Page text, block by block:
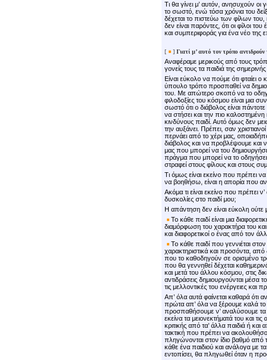
Τι θα γίνει μ’ αυτόν, ανησυχούν οι
το σωστό, ενώ τόσα χρόνια του
δέχεται το πιστεύω των φίλων του,
δεν είναι παρόντες, ότι οι φίλοι
και συμπεριφοράς για ένα νέο της
[ ] Γιατί μ’ αυτό τον τρόπο αντιδρούν
Αναφέραμε μερικούς από τους
γονείς τους τα παιδιά της
Είναι εύκολο να πούμε ότι φταίει
ύπουλο τρόπο προσπαθεί να
του. Με απώτερο σκοπό να το
φιλοδοξίες του κόσμου είναι μια
σωστό ότι ο διάβολος είναι πάντοτε
να στήσει και την πιο
κινδύνους παιδί. Αυτό όμως δεν
την αυξάνει. Πρέπει, σαν
περνάει από το χέρι μας,
διάβολος και να προβλέψουμε και
μας που μπορεί να του
πράγμα που μπορεί να το οδηγήσει
στραφεί στους φίλους και στους
Τι όμως είναι εκείνο που πρέπει
να βοηθήσω, είναι η απορία που
Ακόμα τι είναι εκείνο που πρέπει
δυσκολίες στο παιδί μου;
Η απάντηση δεν είναι εύκολη ούτε
Το κάθε παιδί είναι μια
διαμόρφωση του χαρακτήρα του
και διαφορετικοί ο ένας από τον
Το κάθε παιδί που γεννιέται
χαρακτηριστικά και προσόντα, από
που το καθοδηγούν σε ορισμένο
που θα γεννηθεί δέχεται
και μετά του άλλου κόσμου, στις
αντιδράσεις δημιουργούνται μέσα
τις μελλοντικές του ενέργειες και
Απ’ όλα αυτά φαίνεται καθαρά ότι
πρώτα απ’ όλα να ξέρουμε καλά
προσπαθήσουμε ν’ αναλύσουμε τα
εκείνα τα μειονεκτήματά του και
κριτικής από τα’ άλλα παιδιά ή
τακτική που πρέπει να
πληγώνονται στον ίδιο βαθμό από
κάθε ένα παιδιού και ανάλογα με
εντοπίσει, θα πληγωθεί όταν η